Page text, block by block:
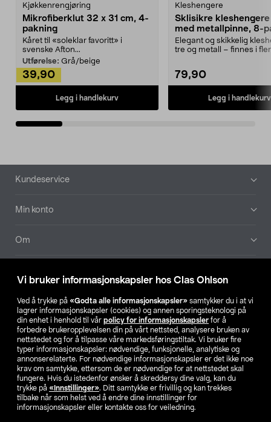
Vi bruker informasjonskapsler hos Clas Ohlson
Ved å trykke på «Godta alle informasjonskapsler» samtykker du i at vi
lagrer informasjonskapsler (cookies) og annen sporingsteknologi på
din enhet i henhold til vår policy for informasjonskapsler for å
forbedre brukeropplevelsen din på vårt nettsted, analysere bruken av
nettstedet og for å tilpasse våre markedsføringstiltak. Vi bruker fire
typer informasjonskapsler: nødvendige, funksjonelle, analytiske og
annonserelaterte. For nødvendige informasjonskapsler er det ikke noe
krav om samtykke, ettersom de er nødvendige for at nettstedet skal
fungere. Hvis du istedenfor ønsker å skreddersy dine valg, kan du
trykke på «Innstillinger». Ditt samtykke er frivillig og kan trekkes
tilbake når som helst ved å endre dine innstillinger for
informasjonskapsler eller kontakte oss for veiledning.
Kjøkkenrengjøring
Mikrofiberklut 32 x 31 cm, 4-
pakning
Kåret til «soleklar favoritt» i
svenske Afton...
Utførelse: Grå/beige
39,90
Legg i handlekurv
Kleshengere
Sklisikre
med metallpinne, 8-
Elegant og skikkelig
tre og metall – finnes i
79,90
Legg i handlekurv
Bunntekst
Kundeservice
Min konto
Om
Våre selskaper
Finn din butikk
SE NO FI